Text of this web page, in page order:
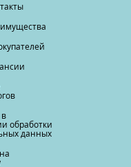
обработки
данных